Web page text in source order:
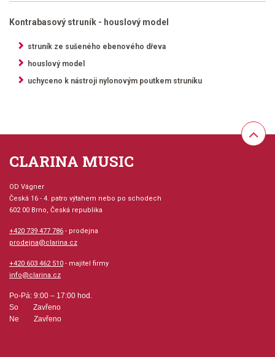
Kontrabasový struník - houslový model
struník ze sušeného ebenového dřeva
houslový model
uchyceno k nástroji nylonovým poutkem struníku
CLARINA MUSIC
OD Vágner
Česká 16 - 4. patro výtahem nebo po schodech
602 00 Brno, Česká republika
+420 739 477 786 - prodejna
prodejna@clarina.cz
+420 603 462 510 - majitel firmy
info@clarina.cz
Po-Pá: 9:00 – 17:00 hod.
So Zavřeno
Ne Zavřeno